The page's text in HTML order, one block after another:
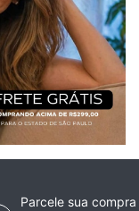
Parcele sua